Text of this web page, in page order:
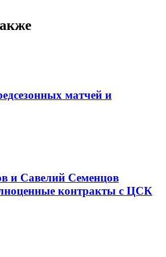
матчей и
и Савелий Семенцов
контракты с ЦСК